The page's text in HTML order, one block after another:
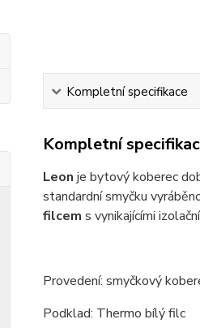
Kompletní specifikace
Kompletní
Leon je bytový koberec
standardní smyčku
filcem s vynikajícími
Provedení: smyčkový
Podklad: Thermo bílý filc